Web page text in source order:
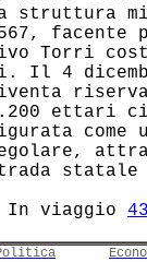
struttura
facente
Torri
Il 4
ettari
come
In viaggio